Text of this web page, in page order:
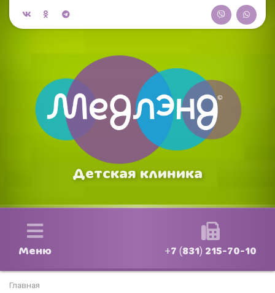
Детская клиника
Меню +7 (831) 215-70-10
Главная